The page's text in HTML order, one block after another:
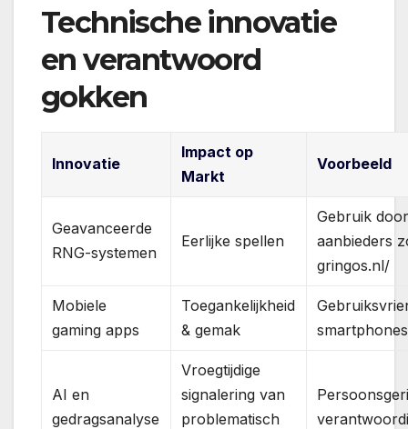
Technische innovatie
en verantwoord
gokken
Innovatie
Impact op
Markt
Voorbeeld
Geavanceerde
RNG-systemen
Eerlijke spellen
Gebruik
aanbieders
gringos.nl/
Mobiele
gaming apps
Toegankelijkheid
& gemak
smartphones
AI en
gedragsanalyse
Vroegtijdige
signalering van
problematisch